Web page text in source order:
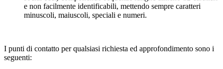
e non facilmente identificabili, mettendo sempre caratteri
minuscoli, maiuscoli, speciali e numeri.
I punti di contatto per qualsiasi richiesta ed approfondimento sono i
seguenti: